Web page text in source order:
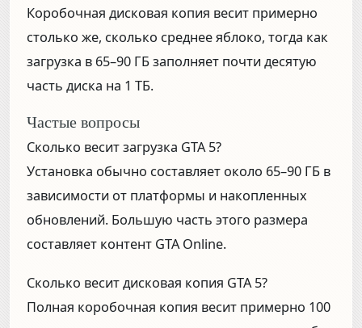
Коробочная дисковая копия весит примерно
столько же, сколько среднее яблоко, тогда как
загрузка в 65–90 ГБ заполняет почти десятую
часть диска на 1 ТБ.
Частые вопросы
Сколько весит загрузка GTA 5?
Установка обычно составляет около 65–90 ГБ в
зависимости от платформы и накопленных
обновлений. Большую часть этого размера
составляет контент GTA Online.
Сколько весит дисковая копия GTA 5?
Полная коробочная копия весит примерно 100